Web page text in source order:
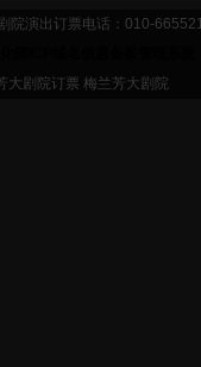
院演出订票电话：010-
大剧院订票 梅兰芳大剧院